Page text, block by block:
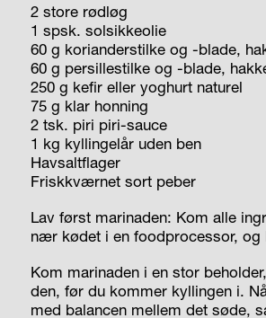
2 store rødløg
1 spsk. solsikkeolie
60 g korianderstilke og -blade,
60 g persillestilke og -blade,
250 g kefir eller yoghurt naturel
75 g klar honning
2 tsk. piri piri-sauce
1 kg kyllingelår uden ben
Havsaltflager
Friskkværnet sort peber
Lav først marinaden: Kom alle
nær kødet i en foodprocessor, og
Kom marinaden i en stor
den, før du kommer kyllingen i.
med balancen mellem det søde,